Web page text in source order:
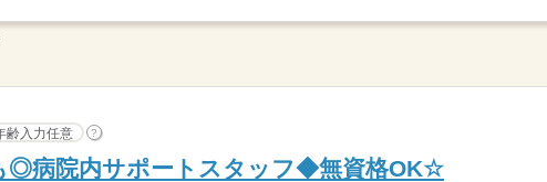
齢入力任意 ?
◎病院内サポートスタッフ◆無資格OK☆